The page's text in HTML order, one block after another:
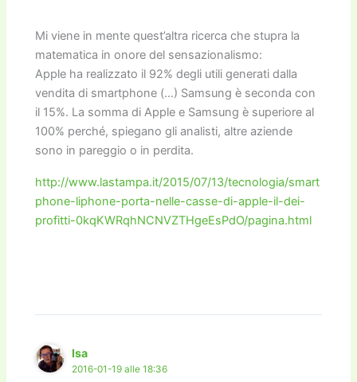
Mi viene in mente quest’altra ricerca che stupra la
matematica in onore del sensazionalismo:
Apple ha realizzato il 92% degli utili generati dalla
vendita di smartphone (…) Samsung è seconda con
il 15%. La somma di Apple e Samsung è superiore al
100% perché, spiegano gli analisti, altre aziende
sono in pareggio o in perdita.
http://www.lastampa.it/2015/07/13/tecnologia/smart
phone-liphone-porta-nelle-casse-di-apple-il-dei-
profitti-0kqKWRqhNCNVZTHgeEsPdO/pagina.html
Isa
2016-01-19 alle 18:36